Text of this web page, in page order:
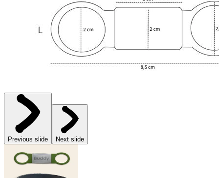
Previous slide Next slide